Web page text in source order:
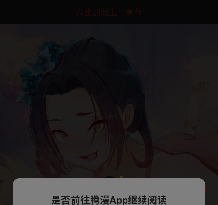
点击加载上一章节
是否前往腾漫App继续阅读